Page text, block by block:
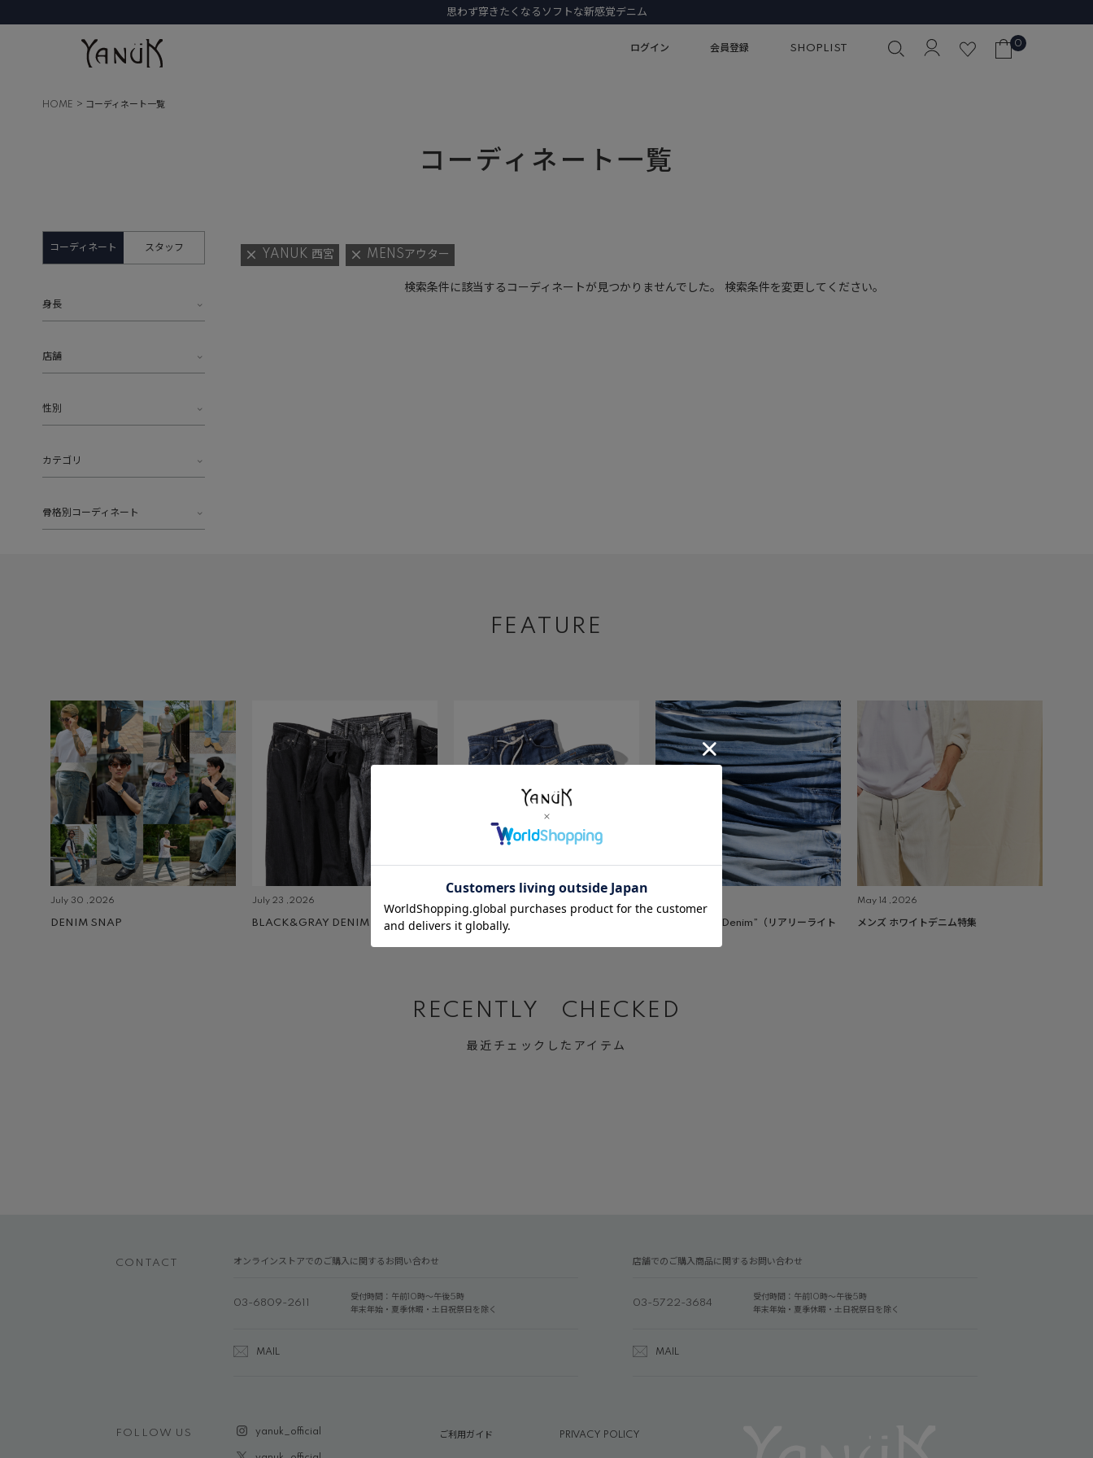
思わず穿きたくなるソフトな新感覚デニム
ログイン 会員登録 SHOPLIST 0
HOME コーディネート一覧
コーディネート一覧
コーディネート スタッフ
身長
店舗
性別
カテゴリ
骨格別コーディネート
YANUK 西宮 MENSアウター
検索条件に該当するコーディネートが見つかりませんでした。 検索条件を変更してください。
FEATURE
July 30 ,2026
DENIM SNAP
July 23 ,2026
BLACK&GRAY DENIM Relax MARY
“Really Light Denim”（リアリーライト
May 14 ,2026
メンズ ホワイトデニム特集
RECENTLY CHECKED
最近チェックしたアイテム
CONTACT オンラインストアでのご購入に関するお問い合わせ
03-6809-2611
受付時間：午前10時～午後5時
年末年始・夏季休暇・土日祝祭日を除く
MAIL
店舗でのご購入商品に関するお問い合わせ
03-5722-3684
受付時間：午前10時～午後5時
年末年始・夏季休暇・土日祝祭日を除く
MAIL
FOLLOW US yanuk_official ご利用ガイド PRIVACY POLICY